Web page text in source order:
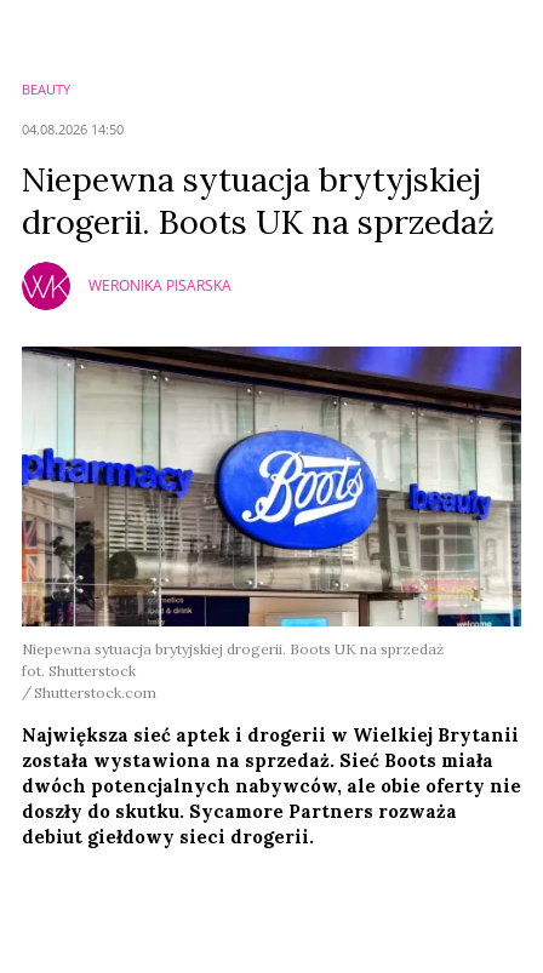
BEAUTY
04.08.2026 14:50
Niepewna sytuacja brytyjskiej
drogerii. Boots UK na sprzedaż
WERONIKA PISARSKA
Niepewna sytuacja brytyjskiej drogerii. Boots UK na sprzedaż
fot. Shutterstock
Shutterstock.com
Największa sieć aptek i drogerii w Wielkiej Brytanii
została wystawiona na sprzedaż. Sieć Boots miała
dwóch potencjalnych nabywców, ale obie oferty nie
doszły do skutku. Sycamore Partners rozważa
debiut giełdowy sieci drogerii.